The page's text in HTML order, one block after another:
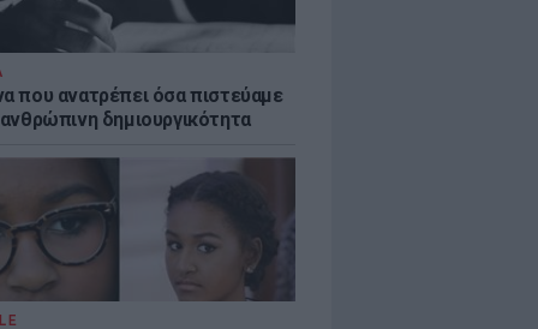
που ανατρέπει όσα πιστεύαμε
ανθρώπινη δημιουργικότητα